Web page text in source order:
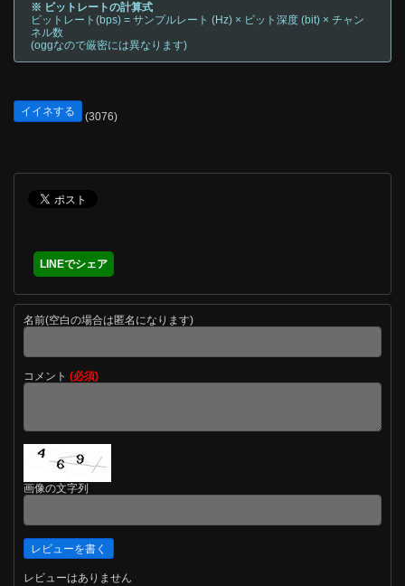
※ ビットレートの計算式
ビットレート(bps) = サンプルレート (Hz) × ビット深度 (bit) × チャン
ネル数
(oggなので厳密には異なります)
イイネする (3076)
LINEでシェア
名前(空白の場合は匿名になります)
コメント (必須)
画像の文字列
レビューはありません